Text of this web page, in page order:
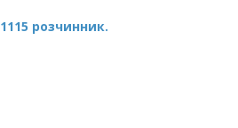
1115 розчинник.